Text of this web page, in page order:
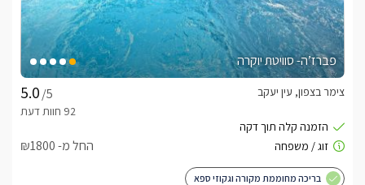
פברז’ה- סוויטת יוקרה
/5
צימר בצפון, עין יעקב
החל מ- ₪1800
בריכה מחוממת מקורה וגקוזי ספא